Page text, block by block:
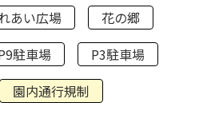
あい広場
花の郷
駐車場
P3駐車場
園内通行規制